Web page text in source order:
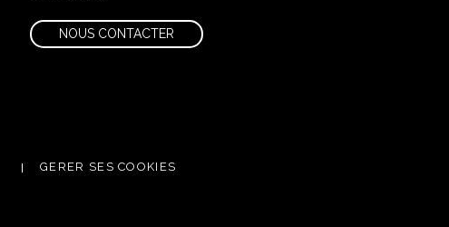
NOUS CONTACTER
GERER SES COOKIES